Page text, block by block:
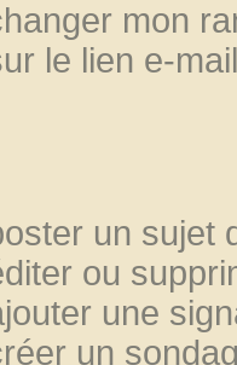
mon
le lien e-
un sujet
ou
une
un